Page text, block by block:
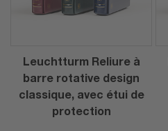
Leuchtturm Reliure à
barre rotative design
classique, avec étui de
protection